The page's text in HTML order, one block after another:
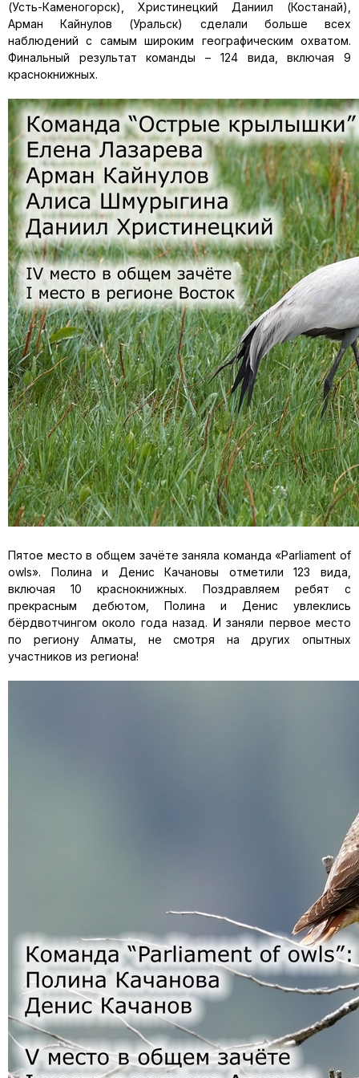
(Усть-Каменогорск), Христинецкий Даниил (Костанай),
Арман Кайнулов (Уральск) сделали больше всех
наблюдений с самым широким географическим охватом.
Финальный результат команды – 124 вида, включая 9
краснокнижных.
Пятое место в общем зачёте заняла команда «Parliament of
owls». Полина и Денис Качановы отметили 123 вида,
включая 10 краснокнижных. Поздравляем ребят с
прекрасным дебютом, Полина и Денис увлеклись
бёрдвотчингом около года назад. И заняли первое место
по региону Алматы, не смотря на других опытных
участников из региона!